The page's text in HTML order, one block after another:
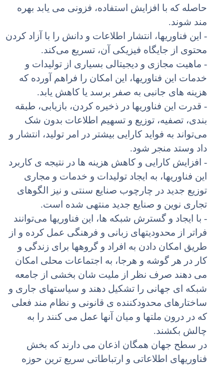
حاصله که با افزایش استفاده، فزونی می یابد بهره
مند شوند.
- این فناوریها، انتشار اطلاعات و دانش را با آزاد کردن
محتوی از جایگاه فیزیکی آن، تسریع می‌کند.
- ماهیت مجازی و دیجیتالی بسیاری از تولیدات و
خدمات این فناوریها، این امکان را فراهم آورده که
هزینه های جانبی به صفر برسد یا کاهش یابد.
- قدرت این فناوریها در ذخیره کردن، بازیابی، طبقه
بندی، تصفیه، توزیع و تسهیم اطلاعات بدون شک
می‌تواند به فواید کارایی بیشتر در امر تولید، انتشار و
داد وستد منجر شود.
- افزایش کارایی و کاهش هزینه ها در نتیجه ی کاربرد
این فناوریها، به ایجاد تولیدات و خدمات و مجاری
توزیع جدید در چارچوب صنایع سنتی و نیز الگوهای
تجاری نوین و صنایع جدید منتهی شده است.
- با ایجاد و گسترش شبکه ها، این فناوریها می‌توانند
فراتر از محدودیتهای زبانی و فرهنگی عمل کرده و از
طریق امکان دادن به افراد و گروهها برای زندگی و
کار در هر گوشه و هرجا، به اجتماعات محلی امکان
می دهند صرف نظر از ملیت شان بخشی از جامعه
شبکه ای جهانی را تشکیل دهند و سیاستهای جاری و
ساختارهای محدودکننده ی قانونی و نظام مند فعلی
که در درون ملتها و میان آنها عمل می کنند را به
چالش بکشند.
در سطح جهان همگان اذعان می دارند که بخش
فناوریهای اطلاعاتی و ارتباطاتی سریع ترین حوزه